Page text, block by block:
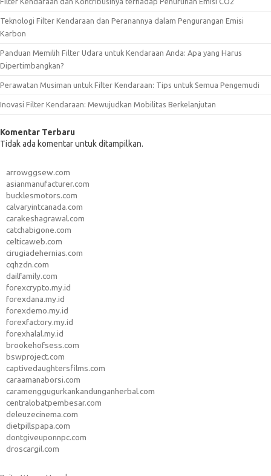
Teknologi Filter Kendaraan dan Peranannya dalam Pengurangan Emisi
Karbon
Panduan Memilih Filter Udara untuk Kendaraan Anda: Apa yang Harus
Dipertimbangkan?
Perawatan Musiman untuk Filter Kendaraan: Tips untuk Semua Pengemudi
Inovasi Filter Kendaraan: Mewujudkan Mobilitas Berkelanjutan
Komentar Terbaru
Tidak ada komentar untuk ditampilkan.
arrowggsew.com
asianmanufacturer.com
bucklesmotors.com
calvaryintcanada.com
carakeshagrawal.com
catchabigone.com
celticaweb.com
cirugiadehernias.com
cqhzdn.com
dailfamily.com
forexcrypto.my.id
forexdana.my.id
forexdemo.my.id
forexfactory.my.id
forexhalal.my.id
brookehofsess.com
bswproject.com
captivedaughtersfilms.com
caraamanaborsi.com
caramenggugurkankandunganherbal.com
centralobatpembesar.com
deleuzecinema.com
dietpillspapa.com
dontgiveuponnpc.com
droscargil.com